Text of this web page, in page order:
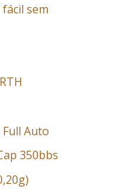
sem
Auto
350bbs